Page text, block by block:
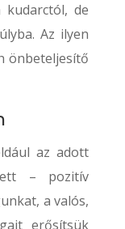
kudarctól, de
Az ilyen
önbeteljesítő
az adott
– pozitív
a valós,
erősítsük